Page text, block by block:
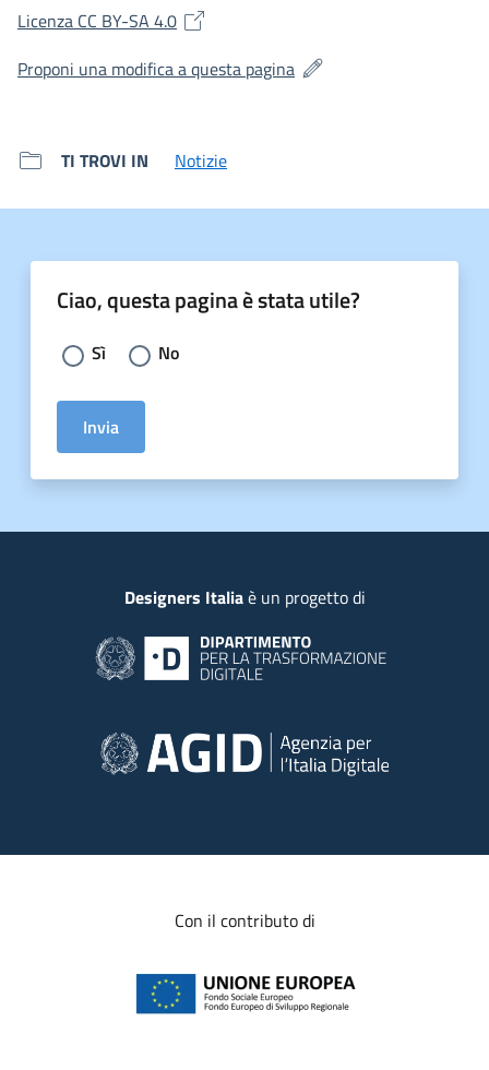
Licenza CC BY-SA 4.0(si apre in una nuova finestra)
Proponi una modifica a questa pagina (si apre in una nuova
TI TROVI IN Notizie
Ciao, questa pagina è stata utile?
Scegli la risposta:
Sì No
Invia
Designers Italiaè un progetto di
Con il contributo di